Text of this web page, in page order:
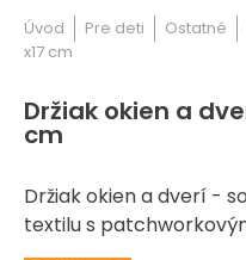
Úvod Pre deti Ostatné
x17 cm
Držiak okien a
cm
Držiak okien a dverí -
textilu s